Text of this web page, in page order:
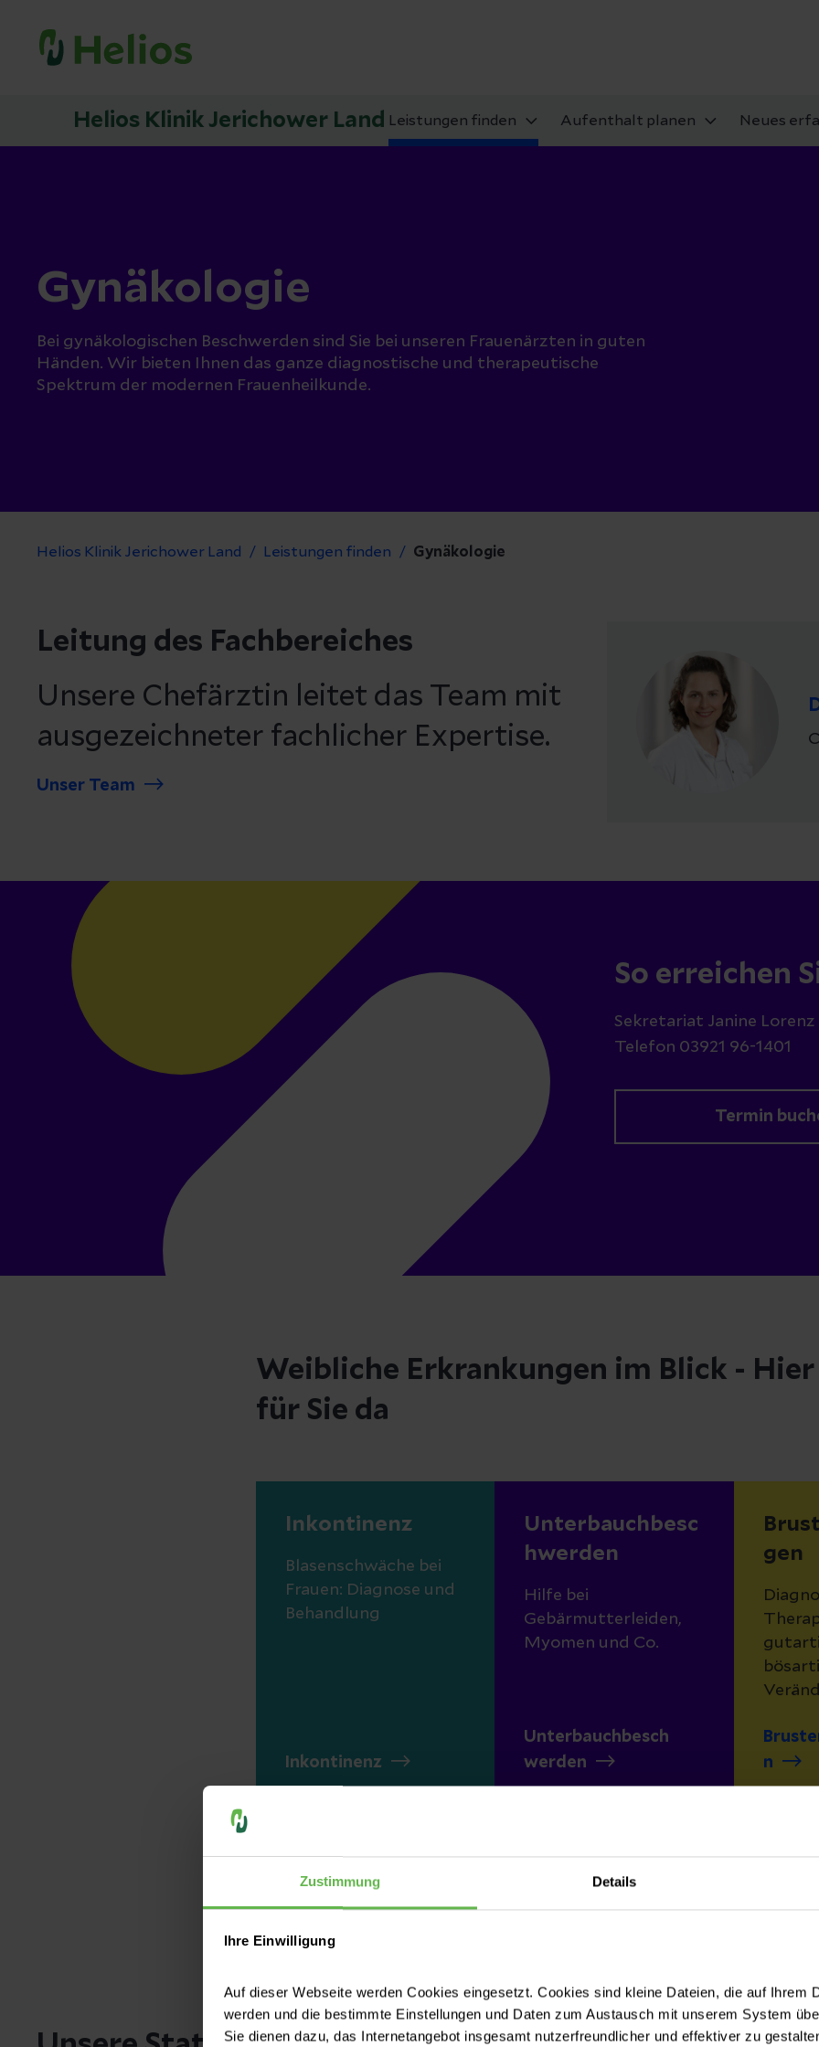
Zustimmung Details
Ihre Einwilligung
Auf dieser Webseite werden Cookies eingesetzt. Cookies sind kleine Dateien, die auf Ihrem
werden und die bestimmte Einstellungen und Daten zum Austausch mit unserem System
Sie dienen dazu, das Internetangebot insgesamt nutzerfreundlicher und effektiver zu
Helios Klinik Jerichower Land Leistungen finden Aufenthalt planen Neues
Gynäkologie
Bei gynäkologischen Beschwerden sind Sie bei unseren Frauenärzten in guten
Händen. Wir bieten Ihnen das ganze diagnostische und therapeutische
Spektrum der modernen Frauenheilkunde.
Helios Klinik Jerichower Land Leistungen finden Gynäkologie
Leitung des Fachbereiches
Unsere Chefärztin leitet das Team mit
ausgezeichneter fachlicher Expertise.
Unser Team
So erreichen
Sekretariat Janine Lorenz
Telefon 03921 96-1401
Termin
Weibliche Erkrankungen im Blick -
für Sie da
Inkontinenz
Blasenschwäche bei
Frauen: Diagnose und
Behandlung
Inkontinenz
Unterbauchbesc
hwerden
Hilfe bei
Gebärmutterleiden,
Myomen und Co.
Unterbauchbesch
werden
gen
n